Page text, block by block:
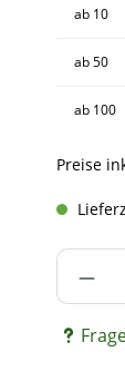
ab 10
ab50
ab 100
Preise